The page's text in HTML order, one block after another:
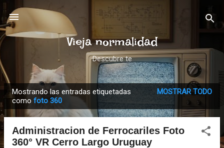
Ir al contenido principal
Vieja normalidad
Descubre te
E
n
Mostrando las entradas etiquetadas
como foto 360
MOSTRAR TODO
Administracion de Ferrocariles Foto
360° VR Cerro Largo Uruguay